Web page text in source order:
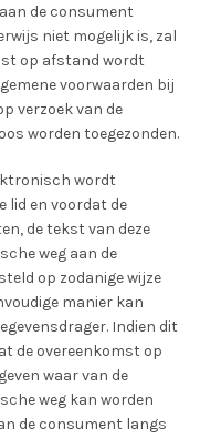
de consument
niet mogelijk is, zal
op afstand wordt
voorwaarden bij
verzoek van de
worden toegezonden.
wordt
lid en voordat de
de tekst van deze
weg aan de
op zodanige wijze
manier kan
Indien dit
de overeenkomst op
waar van de
weg kan worden
de consument langs